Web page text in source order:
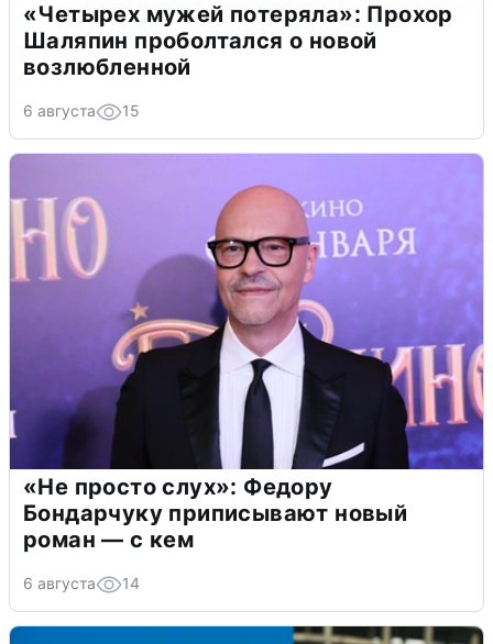
«Четырех мужей потеряла»: Прохор
Шаляпин проболтался о новой
возлюбленной
6 августа 15
«Не просто слух»: Федору
Бондарчуку приписывают новый
роман — с кем
6 августа 14